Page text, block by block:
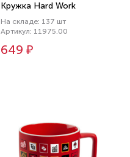
Кружка Hard Work
На складе: 137 шт
Артикул: 11975.00
649 ₽